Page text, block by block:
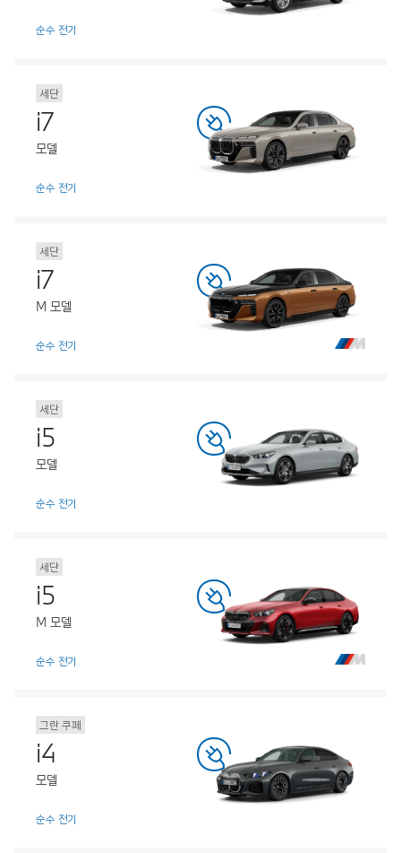
순수 전기
세단
i7
모델
순수 전기
세단
i7
M 모델
순수 전기
세단
i5
모델
순수 전기
세단
i5
M 모델
순수 전기
그란 쿠페
i4
모델
순수 전기